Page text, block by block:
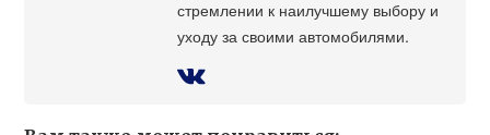
стремлении к наилучшему выбору и
уходу за своими автомобилями.